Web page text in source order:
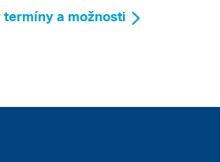
termíny a možnosti